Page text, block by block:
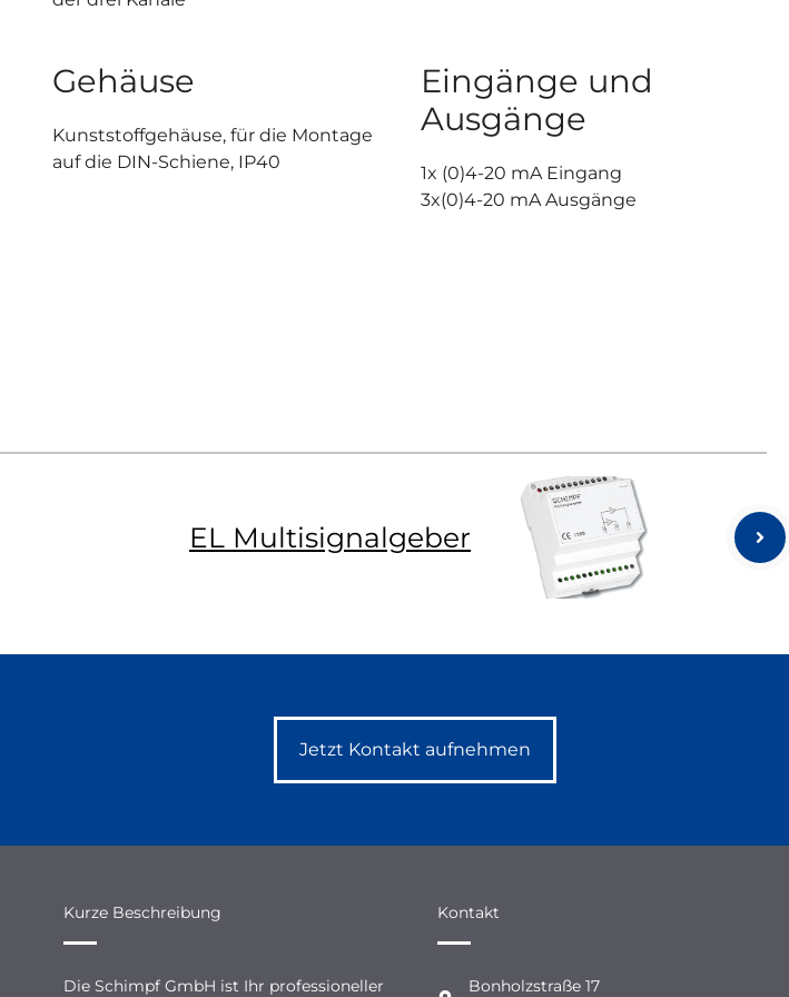
Gehäuse
Kunststoffgehäuse, für die Montage
auf die DIN-Schiene, IP40
Eingänge und
Ausgänge
1x (0)4-20 mA Eingang
3x(0)4-20 mA Ausgänge
EL Multisignalgeber
Jetzt Kontakt aufnehmen
Kurze Beschreibung
Die Schimpf GmbH ist Ihr professioneller
Kontakt
Bonholzstraße 17